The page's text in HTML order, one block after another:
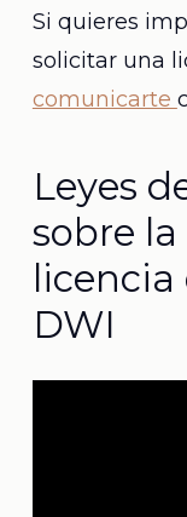
Si quieres
solicitar una
comunicarte
Leyes
sobre
licencia
DWI